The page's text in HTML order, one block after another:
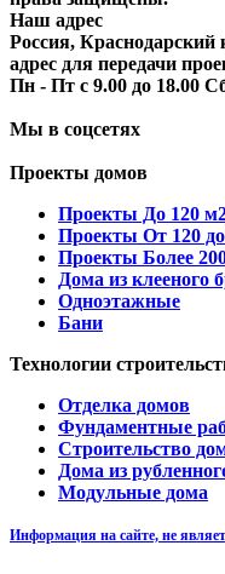
Наш адрес
Россия, Краснодарский
адрес для передачи
Пн - Пт с 9.00 до 18.00
Мы в соцсетях
Проекты домов
Проекты До 120
Проекты От 120
Проекты Более
Дома из клееного
Одноэтажные
Бани
Технологии
Отделка домов
Фундаментные
Строительство
Дома из
Модульные дома
Информация на сайте, не